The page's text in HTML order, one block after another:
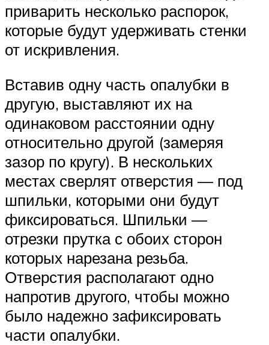
приварить несколько распорок,
которые будут удерживать стенки
от искривления.
Вставив одну часть опалубки в
другую, выставляют их на
одинаковом расстоянии одну
относительно другой (замеряя
зазор по кругу). В нескольких
местах сверлят отверстия — под
шпильки, которыми они будут
фиксироваться. Шпильки —
отрезки прутка с обоих сторон
которых нарезана резьба.
Отверстия располагают одно
напротив другого, чтобы можно
было надежно зафиксировать
части опалубки.